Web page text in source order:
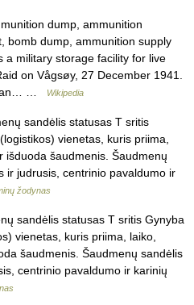
dump, ammunition
bomb dump, ammunition supply
a military storage facility for live
on Vågsøy, 27 December 1941.
an… …
Wikipedia
sandėlis statusas T sritis
vienetas, kuris priima,
išduoda šaudmenis. Šaudmenų
ir judrusis, centrinio pavaldumo ir
žodynas
sandėlis statusas T sritis Gynyba
vienetas, kuris priima, laiko,
šaudmenis. Šaudmenų sandėlis
centrinio pavaldumo ir karinių